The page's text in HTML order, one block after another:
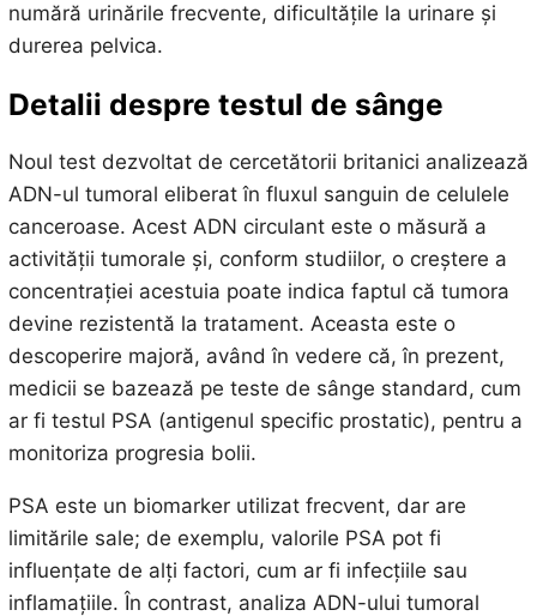
numără urinările frecvente, dificultățile la urinare și
durerea pelvica.
Detalii despre testul de sânge
Noul test dezvoltat de cercetătorii britanici analizează
ADN-ul tumoral eliberat în fluxul sanguin de celulele
canceroase. Acest ADN circulant este o măsură a
activității tumorale și, conform studiilor, o creștere a
concentrației acestuia poate indica faptul că tumora
devine rezistentă la tratament. Aceasta este o
descoperire majoră, având în vedere că, în prezent,
medicii se bazează pe teste de sânge standard, cum
ar fi testul PSA (antigenul specific prostatic), pentru a
monitoriza progresia bolii.
PSA este un biomarker utilizat frecvent, dar are
limitările sale; de exemplu, valorile PSA pot fi
influențate de alți factori, cum ar fi infecțiile sau
inflamațiile. În contrast, analiza ADN-ului tumoral